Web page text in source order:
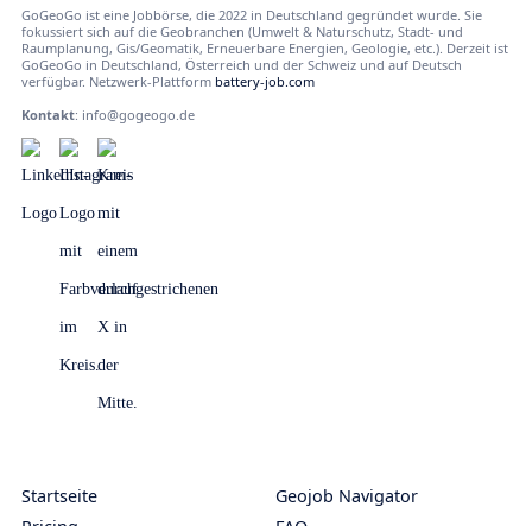
GoGeoGo ist eine Jobbörse, die 2022 in Deutschland gegründet wurde. Sie
fokussiert sich auf die Geobranchen (Umwelt & Naturschutz, Stadt- und
Raumplanung, Gis/Geomatik, Erneuerbare Energien, Geologie, etc.). Derzeit ist
GoGeoGo in Deutschland, Österreich und der Schweiz und auf Deutsch
verfügbar. Netzwerk-Plattform battery-job.com
Kontakt: info@gogeogo.de
Startseite
Geojob Navigator